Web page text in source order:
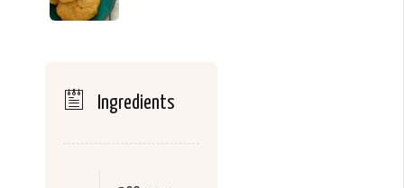
Ingredients